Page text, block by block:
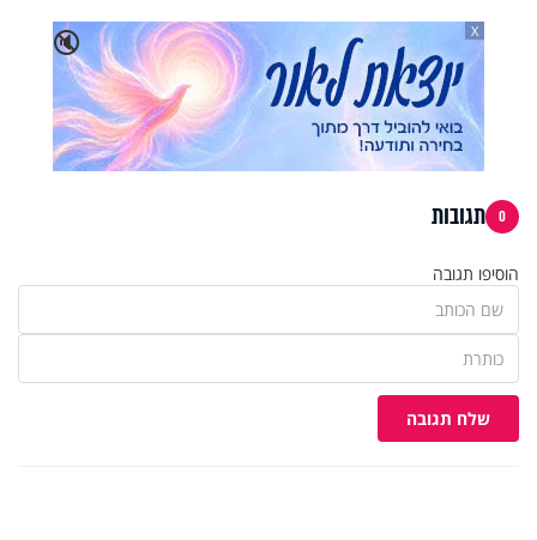
🔇
X
0 תגובות
הוסיפו תגובה
שלח תגובה